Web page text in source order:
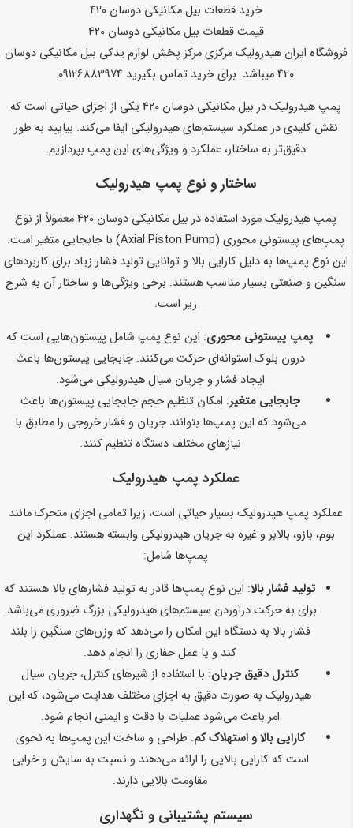
خرید قطعات بیل مکانیکی دوسان 420
قیمت قطعات بیل مکانیکی دوسان 420
فروشگاه ایران هیدرولیک مرکزی مرکز پخش لوازم یدکی بیل مکانیکی دوسان
420 میباشد. برای خرید تماس بگیرید 09126883974
پمپ هیدرولیک در بیل مکانیکی دوسان 420 یکی از اجزای حیاتی است که
نقش کلیدی در عملکرد سیستم‌های هیدرولیکی ایفا می‌کند. بیایید به طور
دقیق‌تر به ساختار، عملکرد و ویژگی‌های این پمپ بپردازیم.
ساختار و نوع پمپ هیدرولیک
پمپ هیدرولیک مورد استفاده در بیل مکانیکی دوسان 420 معمولاً از نوع
پمپ‌های پیستونی محوری (Axial Piston Pump) با جابجایی متغیر است.
این نوع پمپ‌ها به دلیل کارایی بالا و توانایی تولید فشار زیاد برای کاربردهای
سنگین و صنعتی بسیار مناسب هستند. برخی ویژگی‌ها و ساختار آن به شرح
زیر است:
پمپ پیستونی محوری: این نوع پمپ شامل پیستون‌هایی است که
درون بلوک استوانه‌ای حرکت می‌کنند. جابجایی پیستون‌ها باعث
ایجاد فشار و جریان سیال هیدرولیکی می‌شود.
جابجایی متغیر: امکان تنظیم حجم جابجایی پیستون‌ها باعث
می‌شود که این پمپ‌ها بتوانند جریان و فشار خروجی را مطابق با
نیازهای مختلف دستگاه تنظیم کنند.
عملکرد پمپ هیدرولیک
عملکرد پمپ هیدرولیک بسیار حیاتی است، زیرا تمامی اجزای متحرک مانند
بوم، بازو، بالابر و غیره به جریان هیدرولیکی وابسته هستند. عملکرد این
پمپ‌ها شامل:
تولید فشار بالا: این نوع پمپ‌ها قادر به تولید فشارهای بالا هستند که
برای به حرکت درآوردن سیستم‌های هیدرولیکی بزرگ ضروری می‌باشد.
فشار بالا به دستگاه این امکان را می‌دهد که وزن‌های سنگین را بلند
کند و یا عمل حفاری را انجام دهد.
کنترل دقیق جریان: با استفاده از شیرهای کنترل، جریان سیال
هیدرولیک به صورت دقیق به اجزای مختلف هدایت می‌شود، که این
امر باعث می‌شود عملیات با دقت و ایمنی انجام شود.
کارایی بالا و استهلاک کم: طراحی و ساخت این پمپ‌ها به نحوی
است که کارایی بالایی را ارائه می‌دهند و نسبت به سایش و خرابی
مقاومت بالایی دارند.
سیستم پشتیبانی و نگهداری